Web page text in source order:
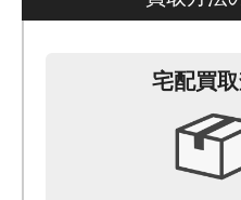
宅配買